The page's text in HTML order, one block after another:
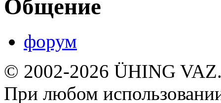
Общение
форум
© 2002-2026 ÜHING
При любом